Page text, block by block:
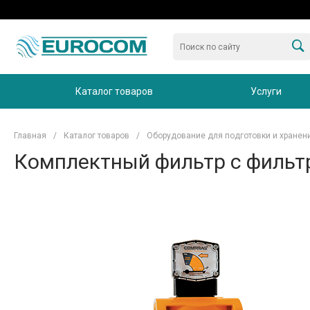
Каталог товаров Услуги
Главная / Каталог товаров / Оборудование для подготовки и
Комплектный фильтр с